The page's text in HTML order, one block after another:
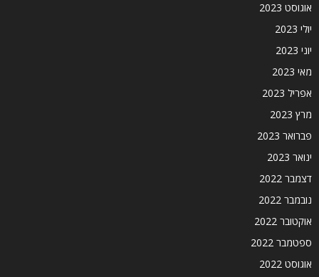
אוגוסט 2023
יולי 2023
יוני 2023
מאי 2023
אפריל 2023
מרץ 2023
פברואר 2023
ינואר 2023
דצמבר 2022
נובמבר 2022
אוקטובר 2022
ספטמבר 2022
אוגוסט 2022